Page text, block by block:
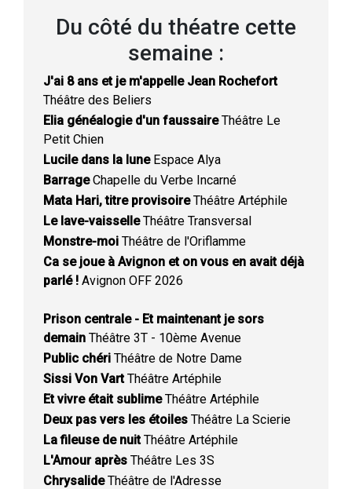
Du côté du théatre cette
semaine :
J'ai 8 ans et je m'appelle Jean Rochefort
Théâtre des Beliers
Elia généalogie d'un faussaireThéâtre Le
Petit Chien
Lucile dans la luneEspace Alya
BarrageChapelle du Verbe Incarné
Mata Hari, titre provisoireThéâtre Artéphile
Le lave-vaisselleThéâtre Transversal
Monstre-moi Théâtre de l'Oriflamme
Ca se joue à Avignon et on vous en avait déjà
parlé ! Avignon OFF 2026
Prison centrale - Et maintenant je sors
demain Théâtre 3T - 10ème Avenue
Public chéri Théâtre de Notre Dame
Sissi Von VartThéâtre Artéphile
Et vivre était sublimeThéâtre Artéphile
Deux pas vers les étoiles Théâtre La Scierie
La fileuse de nuitThéâtre Artéphile
L'Amour après Théâtre Les 3S
ChrysalideThéâtre de l'Adresse